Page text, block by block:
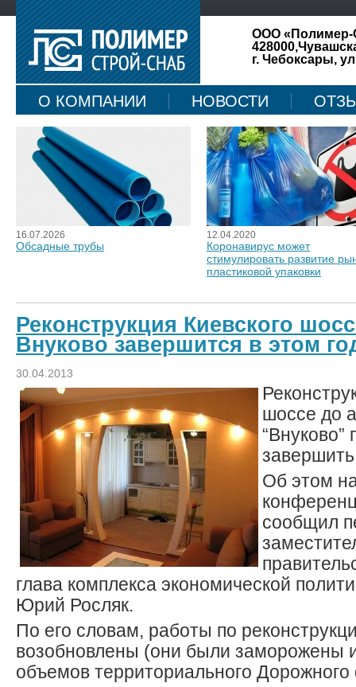
ООО «Полимер-
г. Чебоксары,
О КОМПАНИИ НОВОСТИ
КАРТА САЙТА
16.07.2026
Обсадные трубы
12.04.2020
Коронавирус может
стимулировать развитие
пластиковой упаковки
Реконструкция Киевского
Внуково завершится в этом
30.04.2013
шоссе до
“Внуково”
Об этом
сообщил
глава комплекса экономической
Юрий Росляк.
По его словам, работы по
возобновлены (они были заморожены
объемов территориального